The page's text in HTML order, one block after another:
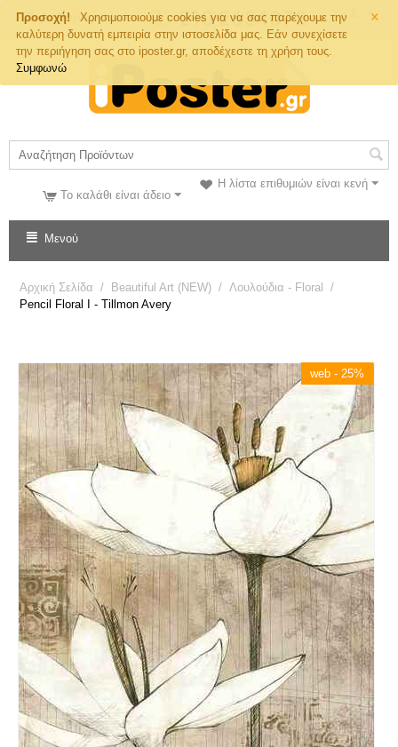
×
Προσοχή!
Χρησιμοποιούμε cookies για να σας παρέχουμε την
καλύτερη δυνατή εμπειρία στην ιστοσελίδα μας. Εάν συνεχίσετε
την περιήγηση σας στο iposter.gr, αποδέχεστε τη χρήση τους.
Συμφωνώ
Τηλ. Παραγγελιών
Η λίστα επιθυμιών είναι κενή
Το καλάθι είναι άδειο
Μενού
Αρχική Σελίδα / Beautiful Art (NEW) / Λουλούδια - Floral
/
Pencil Floral I - Tillmon Avery
web - 25%